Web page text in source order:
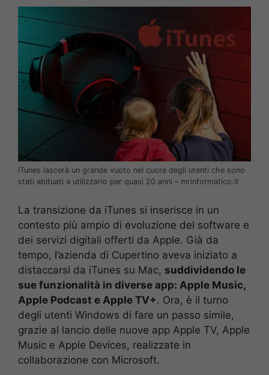
iTunes lascerà un grande vuoto nel cuore degli utenti che sono
stati abituati a utilizzarlo per quasi 20 anni – mrinformatico.it
La transizione da iTunes si inserisce in un
contesto più ampio di evoluzione del software e
dei servizi digitali offerti da Apple. Già da
tempo, l’azienda di Cupertino aveva iniziato a
distaccarsi da iTunes su Mac, suddividendo le
sue funzionalità in diverse app: Apple Music,
Apple Podcast e Apple TV+. Ora, è il turno
degli utenti Windows di fare un passo simile,
grazie al lancio delle nuove app Apple TV, Apple
Music e Apple Devices, realizzate in
collaborazione con Microsoft.